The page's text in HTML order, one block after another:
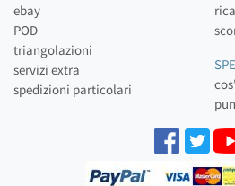
ebay
POD
triangolazioni
servizi extra
spedizioni particolari